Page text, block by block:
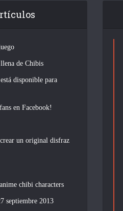
de Chibis
disponible para
en Facebook!
un original disfraz
chibi characters
septiembre 2013